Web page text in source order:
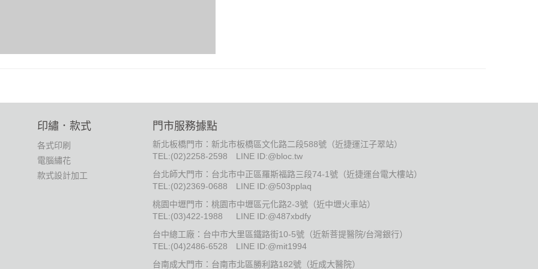
印繡．款式
各式印刷
電腦繡花
款式設計加工
門市服務據點
新北板橋門市：新北市板橋區文化路二段588號（近捷運江子翠站）
TEL:(02)2258-2598
LINE ID:@bloc.tw
台北師大門市：台北市中正區羅斯福路三段74-1號（近捷運台電大樓站）
TEL:(02)2369-0688
LINE ID:@503pplaq
桃園中壢門市：桃園市中壢區元化路2-3號（近中壢火車站）
TEL:(03)422-1988
LINE ID:@487xbdfy
台中總工廠：台中市大里區鐵路街10-5號（近新菩提醫院/台灣銀行）
TEL:(04)2486-6528
LINE ID:@mit1994
台南成大門市：台南市北區勝利路182號（近成大醫院）